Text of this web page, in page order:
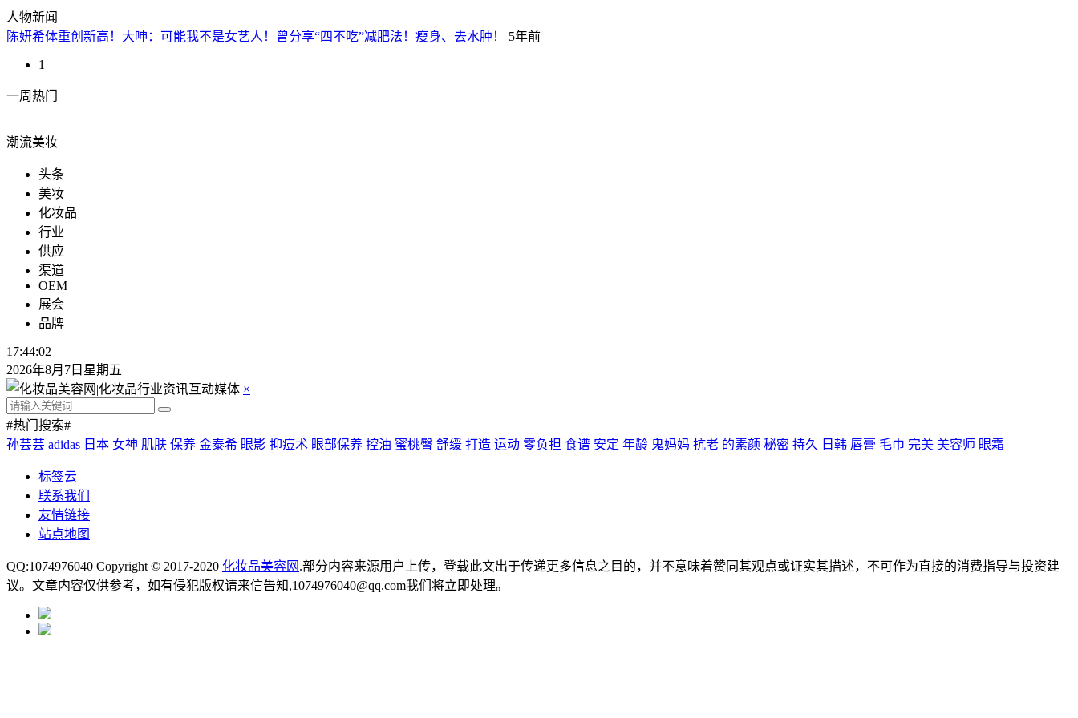
人物新闻
陈妍希体重创新高！大呻：可能我不是女艺人！曾分享“四不吃”减肥法！瘦身、去水肿！
5年前
1
一周热门
潮流美妆
头条
美妆
化妆品
行业
供应
渠道
OEM
展会
品牌
17:44:02
2026年8月7日星期五
×
#热门搜索#
孙芸芸 adidas 日本 女神 肌肤 保养 金泰希 眼影 抑痘术 眼部保养 控油 蜜桃臀 舒缓 打造 运动 零负担 食谱 安定 年龄 鬼妈妈 抗老 的素颜 秘密 持久 日韩 唇膏 毛巾 完美 美容师 眼霜
标签云
联系我们
友情链接
站点地图
QQ:1074976040 Copyright © 2017-2020 化妆品美容网 .部分内容来源用户上传，登载此文出于传递更多信息之目的，并不意味着赞同其观点或证实其描述，不可作为直接的消费指导与投资建
议。文章内容仅供参考，如有侵犯版权请来信告知,1074976040@qq.com我们将立即处理。